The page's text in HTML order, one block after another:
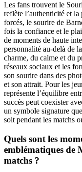
Les fans trouvent le
reflète l’authenticité et
forcés, le sourire de
fois la confiance et le
de moments de haute
personnalité au-delà de
charme, du calme et du
réseaux sociaux et les
son sourire dans des
et son attrait. Pour les
représente l’équilibre
succès peut coexister
un symbole signature
soit pendant les matchs
Quels sont les
emblématiques de
matchs ?